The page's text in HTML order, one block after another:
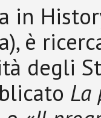
in
è
degli
La